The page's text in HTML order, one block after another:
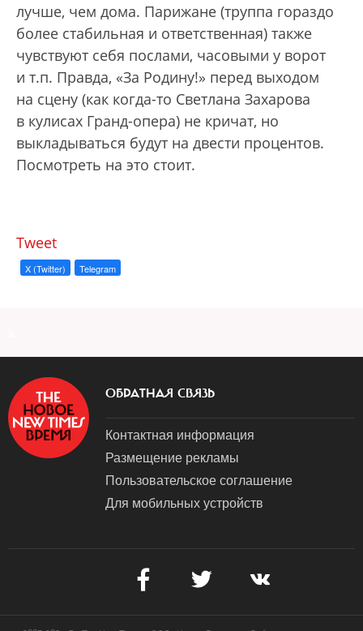
лучше, чем дома. Парижане (труппа гораздо
более стабильная и ответственная) также
чувствуют себя послами, часовыми у ворот
и т.п. Правда, «За Родину!» перед выходом
на сцену (как когда-то Светлана Захарова
в кулисах Гранд-опера) не кричат, но
выкладываться будут на двести процентов.
Посмотреть на это стоит.
Tweet
X (Twitter) Telegram
ОБРАТНАЯ СВЯЗЬ
Контактная информация
Размещение рекламы
Пользовательское соглашение
Для мобильных устройств